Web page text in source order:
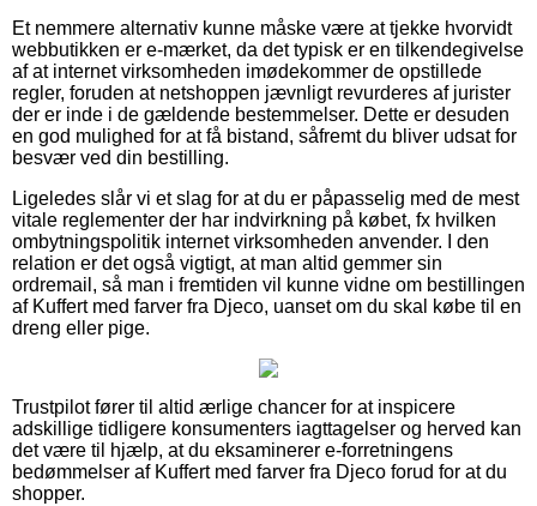
Et nemmere alternativ kunne måske være at tjekke hvorvidt
webbutikken er e-mærket, da det typisk er en tilkendegivelse
af at internet virksomheden imødekommer de opstillede
regler, foruden at netshoppen jævnligt revurderes af jurister
der er inde i de gældende bestemmelser. Dette er desuden
en god mulighed for at få bistand, såfremt du bliver udsat for
besvær ved din bestilling.
Ligeledes slår vi et slag for at du er påpasselig med de mest
vitale reglementer der har indvirkning på købet, fx hvilken
ombytningspolitik internet virksomheden anvender. I den
relation er det også vigtigt, at man altid gemmer sin
ordremail, så man i fremtiden vil kunne vidne om bestillingen
af Kuffert med farver fra Djeco, uanset om du skal købe til en
dreng eller pige.
Trustpilot fører til altid ærlige chancer for at inspicere
adskillige tidligere konsumenters iagttagelser og herved kan
det være til hjælp, at du eksaminerer e-forretningens
bedømmelser af Kuffert med farver fra Djeco forud for at du
shopper.